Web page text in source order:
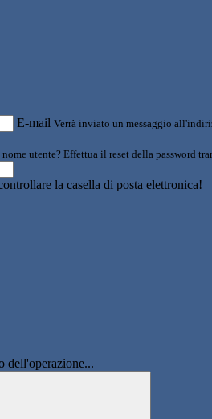
E-mail Verrà inviato un messaggio
utente? Effettua il reset della password
la casella di posta elettronica!
dell'operazione...